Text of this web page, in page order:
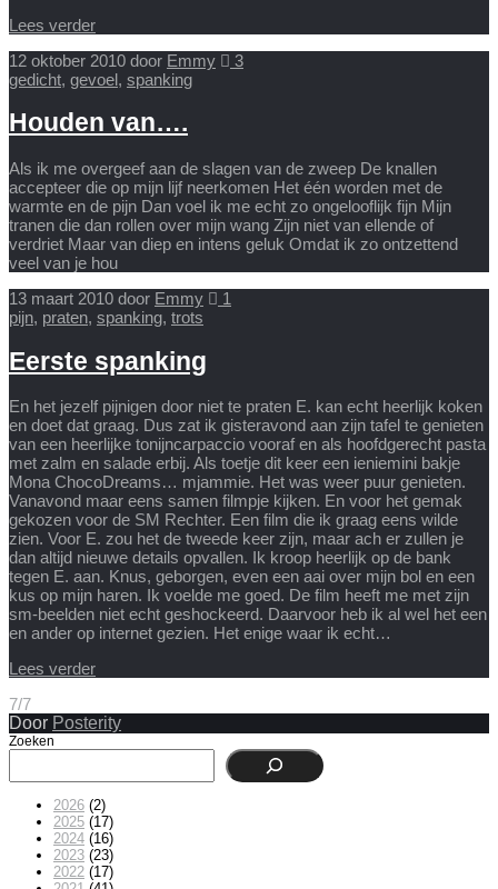
Lees verder
12 oktober 2010 door Emmy
3
gedicht, gevoel, spanking
Houden van….
Als ik me overgeef aan de slagen van de zweep De knallen
accepteer die op mijn lijf neerkomen Het één worden met de
warmte en de pijn Dan voel ik me echt zo ongelooflijk fijn Mijn
tranen die dan rollen over mijn wang Zijn niet van ellende of
verdriet Maar van diep en intens geluk Omdat ik zo ontzettend
veel van je hou
13 maart 2010 door Emmy
1
pijn, praten, spanking, trots
Eerste spanking
En het jezelf pijnigen door niet te praten E. kan echt heerlijk koken
en doet dat graag. Dus zat ik gisteravond aan zijn tafel te genieten
van een heerlijke tonijncarpaccio vooraf en als hoofdgerecht pasta
met zalm en salade erbij. Als toetje dit keer een ieniemini bakje
Mona ChocoDreams… mjammie. Het was weer puur genieten.
Vanavond maar eens samen filmpje kijken. En voor het gemak
gekozen voor de SM Rechter. Een film die ik graag eens wilde
zien. Voor E. zou het de tweede keer zijn, maar ach er zullen je
dan altijd nieuwe details opvallen. Ik kroop heerlijk op de bank
tegen E. aan. Knus, geborgen, even een aai over mijn bol en een
kus op mijn haren. Ik voelde me goed. De film heeft me met zijn
sm-beelden niet echt geshockeerd. Daarvoor heb ik al wel het een
en ander op internet gezien. Het enige waar ik echt…
Lees verder
7/7
Door Posterity
Zoeken
2026 (2)
2025 (17)
2024 (16)
2023 (23)
2022 (17)